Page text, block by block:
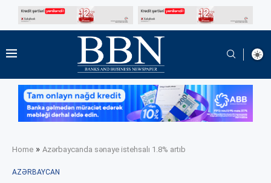
Home » Azərbaycanda sənaye istehsalı 1.8% artıb
AZƏRBAYCAN